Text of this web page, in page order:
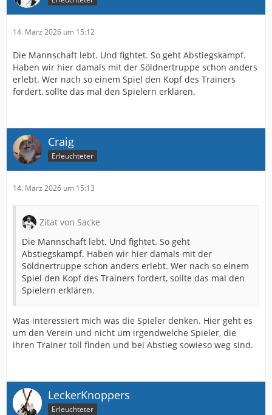
14. März 2026 um 15:12
Die Mannschaft lebt. Und fightet. So geht Abstiegskampf.
Haben wir hier damals mit der Söldnertruppe schon anders
erlebt. Wer nach so einem Spiel den Kopf des Trainers
fordert, sollte das mal den Spielern erklären.
Craig
Erleuchteter
14. März 2026 um 15:13
Zitat von Sacke
Die Mannschaft lebt. Und fightet. So geht
Abstiegskampf. Haben wir hier damals mit der
Söldnertruppe schon anders erlebt. Wer nach so einem
Spiel den Kopf des Trainers fordert, sollte das mal den
Spielern erklären.
Was interessiert mich was die Spieler denken. Hier geht es
um den Verein und nicht um irgendwelche Spieler, die
ihren Trainer toll finden und bei Abstieg sowieso weg sind.
LeckerKnoppers
Erleuchteter